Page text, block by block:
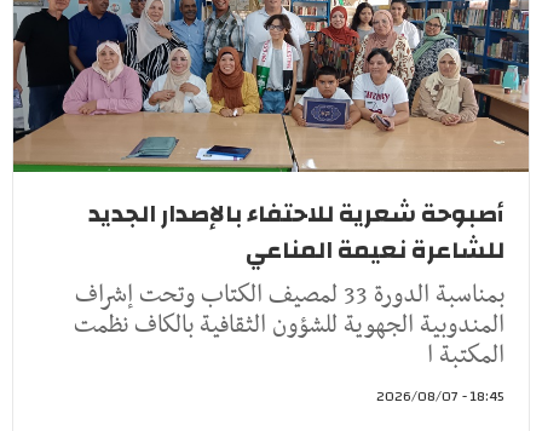
أصبوحة شعرية للاحتفاء بالإصدار الجديد
للشاعرة نعيمة المناعي
بمناسبة الدورة 33 لمصيف الكتاب وتحت إشراف
المندوبية الجهوية للشؤون الثقافية بالكاف نظمت
المكتبة ا
18:45 - 2026/08/07